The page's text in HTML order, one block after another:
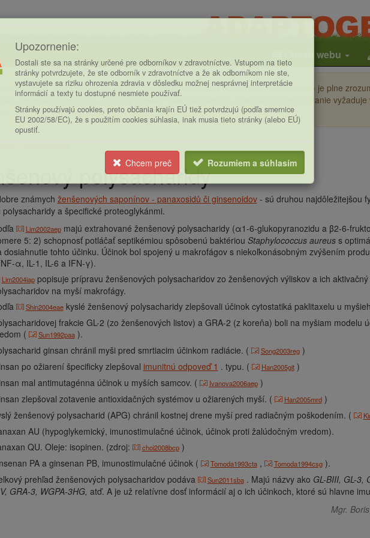
Obsah webu
návštevník, toto je strojovo preložený článok. Vo svojom pôvodnom znení (česky) je plne
vedeckou literatúrou. Strojový preklad však má ďaleko k dokonalosti a jeho čítanie
Fytochémia
polysacharidy
známych ženšenových saponínov - panaxosidů či ginsenoidov- sú druhou najdôležitejšou
polysacharidy a špecifické proteoglykánmi.
Lim2002aepmajú extrahované ženšenový polysacharidy (α1-6-glukopyranozidu a β2-6-
5: 2) schopnosť potláčať septikémiou spôsobenú baktériou Staphylococcus aureuss
dosiahnutie tohto účinku. Účinok bol spojený u makrofágov s niekoľkonásobným zvýšením
α, IL-1, IL-6 a IFN-γ).
Lim2004iappopisuje prípravu ženšenových polysacharidov zo ženšenových výliskov a ich
na myší makrofágy.
Shin2004eaekyslé ženšenový polysacharidy zlepšovali účinok cytostatiká paklitaxelu u
frakcie GL-2 (zo ženšenových listov) a GRA-2 (z koreňa) boli na myšiam modelu
(
Sun1992paa).
ginsan chránil myši pred smrtiacim účinkom radiácie. (
Song2003reg)
po ožiarení špecificky zlepšoval imunitnú odpoveď 1 . typu. ( Han2005git)
mal antimutagénna účinok u myších samcov. (
Ivanova2006aep)
zlepšoval zotavenie antioxidačných systémov u ožiarených myší. (
Han2005mrd)
ženšenový polysacharid (APG) chránil kostnej drene myší pred radiačným poškodením. (
AU (hypoglykemický, imunostimulačné účinok, účinok proti žalúdočným vredom).
QU. Oleje: isopinen. (zdroj:
choi2008bcp)
PA a ginsenan PB, imunostimulačné účinok (
Tomoda1993cta, Tomoda1994csg).
prehľad ženšenových polysacharidov podáva
Sun2011sba. Majú názvy ako GL-BIII, GL-3,
GRA-3, WGPA-3HG, atď. A je už relatívne dosť informácií aj o ich účinkoch, ktoré sú hlavne
Mgr.
Upozornenie:
Dostali ste sa na stránky určené pre odborníkov v zdravotníctve. Vstupom na tieto
stránky potvrdzujete, že ste odborník v zdravotníctve a že ak odborníkom nie ste,
vystavujete sa riziku ohrozenia zdravia v dôsledku možnej nesprávnej interpretácie
informácií a texty tu dostupné nesmiete používať.
Stránky používajú cookies, preto občania krajín EÚ tiež potvrdzujú (podľa smernice
EU 2002/58/EC), že s použitím cookies súhlasia, inak musia tieto stránky (alebo EÚ)
opustiť.
Chcem preč Rozumiem a súhlasím